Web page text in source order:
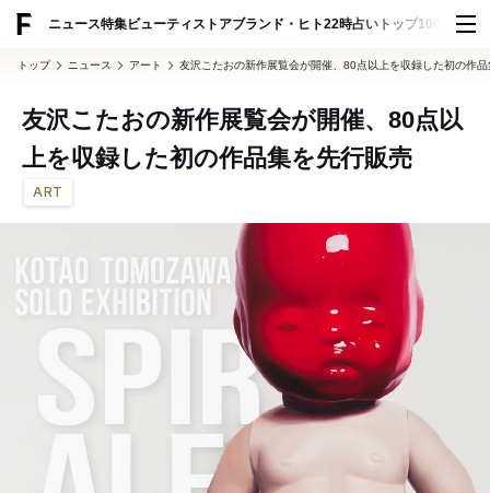
ニュース特集ビューティ ストアブランド・ヒト22時占い トップ100 スナッ
トップ ニュース アート 友沢こたおの新作展覧会が開催、80点以上を収録した初の作
友沢こたおの新作展覧会が開催、80点以
上を収録した初の作品集を先行販売
ART